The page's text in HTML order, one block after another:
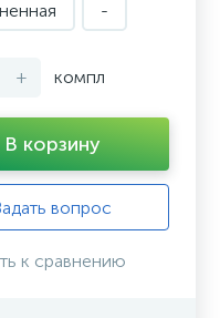
-
+ компл
В корзину
вопрос
к сравнению